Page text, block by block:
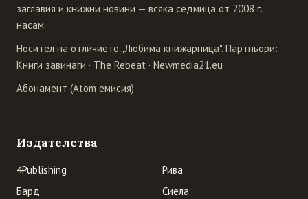
заглавия и книжни новини — всяка седмица от 2008 г.
насам.
Носител на отличието „Любима книжарница". Партньори:
Книги завинаги · The Rebeat · Newmedia21.eu
Абонамент (Atom емисия)
Издателства
4Publishing
Бард
Рива
Сиела